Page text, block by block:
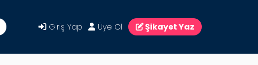
Giriş Yap Üye Ol Şikayet Yaz